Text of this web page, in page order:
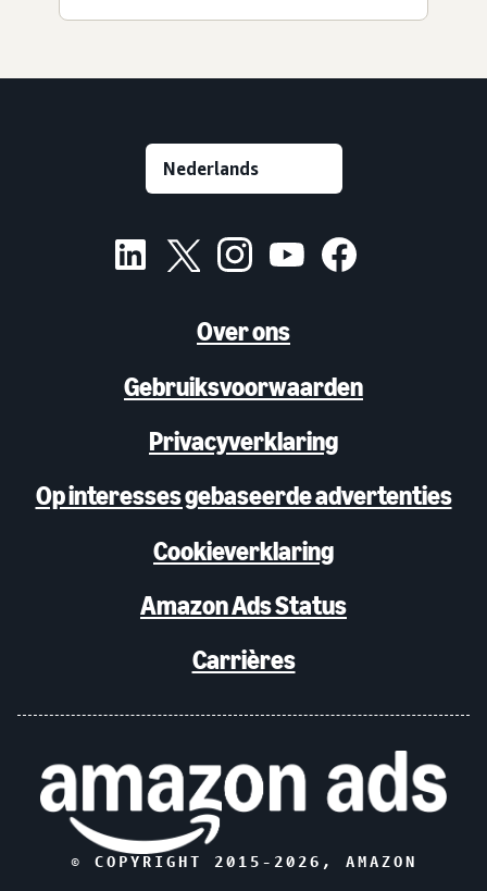
Over ons
Gebruiksvoorwaarden
Privacyverklaring
Op interesses gebaseerde advertenties
Cookieverklaring
Amazon Ads Status
Carrières
© COPYRIGHT 2015- 2026 , AMAZON